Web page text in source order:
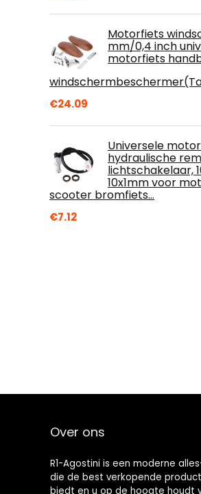
Motorfiets
mm/0,4 inch
motorfiets
€24.09
Universele
hydraulische
lichtschakelaar,
10x1mm voor
scooter bromfiets…
€7.12
Over ons
R1-Agostini is een moderne
die de best verkopende
biedt en u op de hoogte houdt